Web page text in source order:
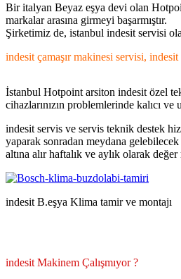
Bir italyan Beyaz eşya devi olan
markalar arasına girmeyi başarmıştır.
Şirketimiz de, istanbul indesit servisi
indesit çamaşır makinesi servisi,
İstanbul Hotpoint arsiton indesit özel
cihazlarınızın problemlerinde kalıcı
indesit servis ve servis teknik destek
yaparak sonradan meydana
altına alır haftalık ve aylık olarak
indesit B.eşya Klima tamir ve montajı
indesit Makinem Çalışmıyor ?